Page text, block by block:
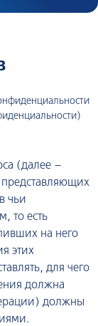
(далее –
чьи
то есть
на него
этих
для чего
должна
должны